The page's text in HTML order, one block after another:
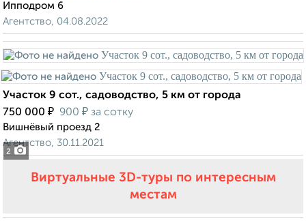
Ипподром 6
Агентство, 04.08.2022
2
Участок 9 сот., садоводство, 5 км от города
750 000 ₽ 900 ₽ за сотку
Вишнёвый проезд 2
Агентство, 30.11.2021
Виртуальные 3D-туры по интересным
местам